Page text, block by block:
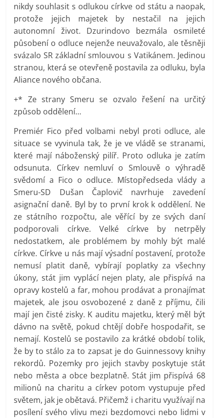
nikdy souhlasit s odlukou církve od státu a naopak,
protože jejich majetek by nestačil na jejich
autonomní život. Dzurindovo bezmála osmileté
působení o odluce nejenže neuvažovalo, ale těsněji
svázalo SR základní smlouvou s Vatikánem. Jedinou
stranou, která se otevřeně postavila za odluku, byla
Aliance nového občana.
+* Ze strany Smeru se ozvalo řešení na určitý
způsob oddělení…
Premiér Fico před volbami nebyl proti odluce, ale
situace se vyvinula tak, že je ve vládě se stranami,
které mají náboženský pilíř. Proto odluka je zatím
odsunuta. Církev nemluví o Smlouvě o výhradě
svědomí a Fico o odluce. Místopředseda vlády a
Smeru-SD Dušan Čaplovič navrhuje zavedení
asignační daně. Byl by to první krok k oddělení. Ne
ze státního rozpočtu, ale věřící by ze svých daní
podporovali církve. Velké církve by netrpěly
nedostatkem, ale problémem by mohly být malé
církve. Církve u nás mají výsadní postavení, protože
nemusí platit daně, vybírají poplatky za všechny
úkony, stát jim vyplácí nejen platy, ale přispívá na
opravy kostelů a far, mohou prodávat a pronajímat
majetek, ale jsou osvobozené z daně z příjmu, čili
mají jen čisté zisky. K auditu majetku, který měl být
dávno na světě, pokud chtějí dobře hospodařit, se
nemají. Kostelů se postavilo za krátké období tolik,
že by to stálo za to zapsat je do Guinnessovy knihy
rekordů. Pozemky pro jejich stavby poskytuje stát
nebo města a obce bezplatně. Stát jim přispívá 68
milionů na charitu a církev potom vystupuje před
světem, jak je obětavá. Přičemž i charitu využívají na
posílení svého vlivu mezi bezdomovci nebo lidmi v